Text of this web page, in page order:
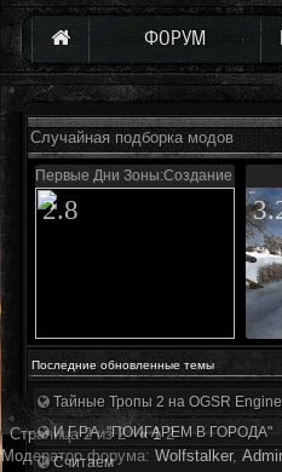
ФОРУМ
Случайная подборка модов
Первые Дни Зоны:Создание в
2.8
Последние обновленные темы
Тайные Тропы 2 на OGSR Engine
И.Г.Р.А. "ПОИГАРЕМ В ГОРОДА"
Считаем
Страница2из2 « 1 2
Модератор форума: Wolfstalker,